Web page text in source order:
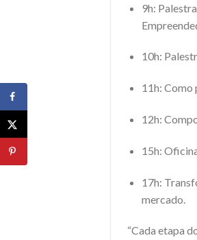
9h:
10h:
11h: Como
12h:
15h:
17h:
mercado.
“Cada etapa